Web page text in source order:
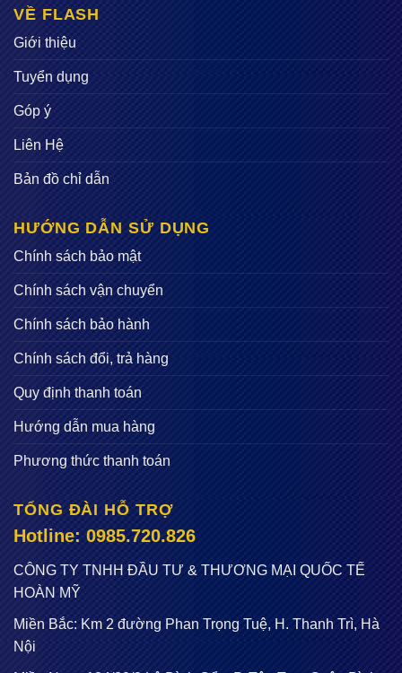
VỀ FLASH
Giới thiệu
Tuyển dụng
Góp ý
Liên Hệ
Bản đồ chỉ dẫn
HƯỚNG DẪN SỬ DỤNG
Chính sách bảo mật
Chính sách vận chuyển
Chính sách bảo hành
Chính sách đổi, trả hàng
Quy định thanh toán
Hướng dẫn mua hàng
Phương thức thanh toán
TỔNG ĐÀI HỖ TRỢ
Hotline: 0985.720.826
CÔNG TY TNHH ĐẦU TƯ & THƯƠNG MẠI QUỐC TẾ
HOÀN MỸ
Miền Bắc: Km 2 đường Phan Trọng Tuệ, H. Thanh Trì, Hà
Nội